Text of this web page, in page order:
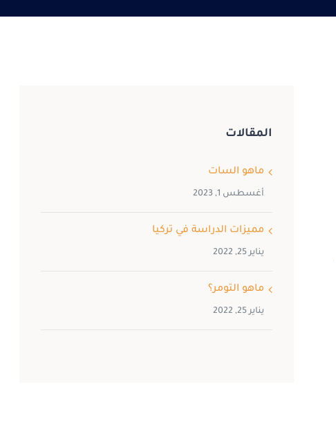
المقالات
ماهو السات
أغسطس 1, 2023
مميزات الدراسة في تركيا
يناير 25, 2022
ماهو التومر؟
يناير 25, 2022